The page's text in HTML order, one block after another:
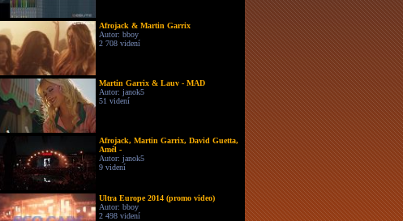
Afrojack & Martin Garrix
Autor: bboy
2 708 videní
Martin Garrix & Lauv - MAD
Autor: janok5
51 videní
Afrojack, Martin Garrix, David Guetta,
Amél -
Autor: janok5
9 videní
Ultra Europe 2014 (promo video)
Autor: bboy
2 498 videní